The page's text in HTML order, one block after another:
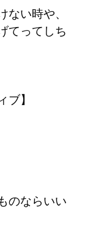
い時や、
てってしち
】
のならいい